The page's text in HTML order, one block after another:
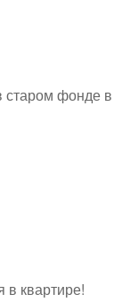
старом фонде в
в квартире!